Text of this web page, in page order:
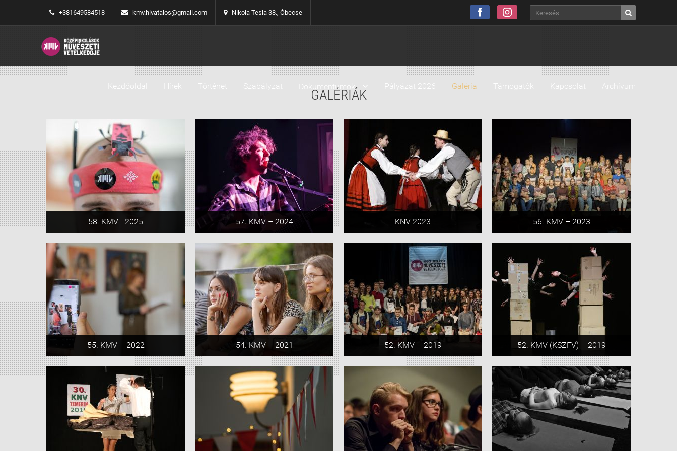
+381649584518 kmv.hivatalos@gmail.com Nikola Tesla 38., Óbecse
Kezdőoldal Hírek Történet Szabályzat Dokumentumok Pályázat 2026 Galéria Támogatók Kapcsolat Archívum
GALÉRIÁK
58. KMV - 2025 57. KMV – 2024 KNV 2023 56. KMV – 2023
55. KMV – 2022 54. KMV – 2021 52. KMV – 2019 52. KMV (KSZFV) – 2019